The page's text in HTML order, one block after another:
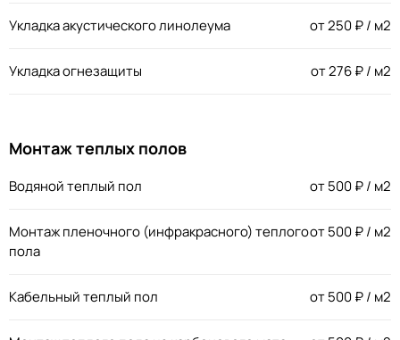
Укладка акустического линолеума от250₽ / м2
Укладка огнезащиты от276₽ / м2
Монтаж теплых полов
Водяной теплый пол от500₽ / м2
Монтаж пленочного (инфракрасного) теплого
пола
от500₽ / м2
Кабельный теплый пол от500₽ / м2